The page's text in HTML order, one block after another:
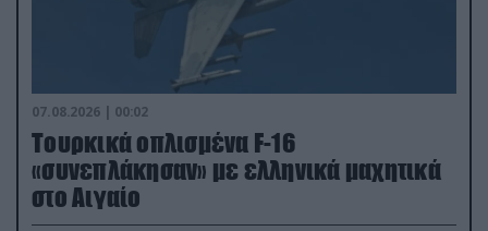
07.08.2026 | 00:02
Τουρκικά οπλισμένα F-16
«συνεπλάκησαν» με ελληνικά μαχητικά
στο Αιγαίο